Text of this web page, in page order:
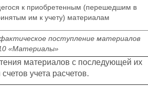
к приобретенным (перешедшим в
им к учету) материалам
поступление материалов
«Материалы»
материалов с последующей их
учета расчетов.